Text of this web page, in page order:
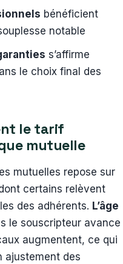
bénéficient
notable
s’affirme
le choix final des
le tarif
mutuelle
mutuelles repose sur
certains relèvent
des adhérents. L’âge
le souscripteur avance
augmentent, ce qui
ajustement des